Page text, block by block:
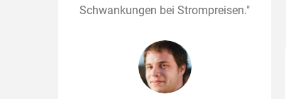
Schwankungen bei Strompreisen."